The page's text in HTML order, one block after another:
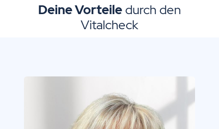
Deine Vorteile durch den
Vitalcheck